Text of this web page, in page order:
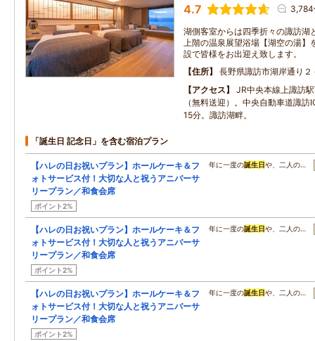
4.7 3,784
湖側客室からは四季折々の諏訪湖
上階の温泉展望浴場【湖空の湯】
設で皆様をお出迎え致します。
住所
長野県諏訪市湖岸通り２
アクセス
JR中央本線上諏訪
（無料送迎）。中央自動車道諏
15分。諏訪湖畔。
「誕生日 記念日」を含む宿泊プラン
【ハレの日お祝いプラン】ホールケーキ＆フ
ォトサービス付！大切な人と祝うアニバーサ
リープラン／和食会席
ポイント2%
年に一度の誕生日や、二人の…
【ハレの日お祝いプラン】ホールケーキ＆フ
ォトサービス付！大切な人と祝うアニバーサ
リープラン／和食会席
ポイント2%
年に一度の誕生日や、二人の…
【ハレの日お祝いプラン】ホールケーキ＆フ
ォトサービス付！大切な人と祝うアニバーサ
リープラン／和食会席
ポイント2%
年に一度の誕生日や、二人の…